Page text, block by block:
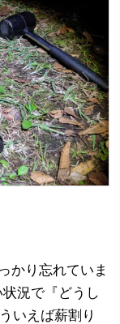
かり忘れていま
況で『どうし
いえば薪割り